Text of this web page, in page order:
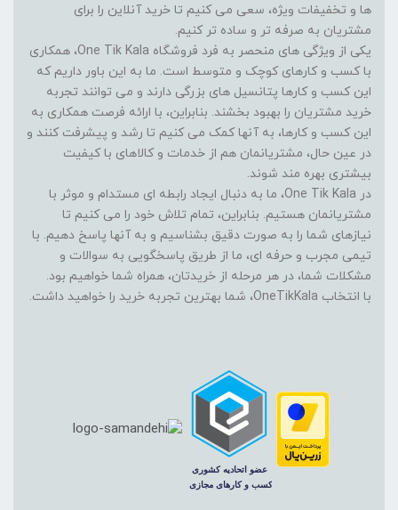
ها و تخفیفات ویژه، سعی می کنیم تا خرید آنلاین را برای
مشتریان به صرفه تر و ساده تر کنیم.
یکی از ویژگی های منحصر به فرد فروشگاه One Tik Kala، همکاری
با کسب و کارهای کوچک و متوسط است. ما به این باور داریم که
این کسب و کارها پتانسیل های بزرگی دارند و می توانند تجربه
خرید مشتریان را بهبود بخشند. بنابراین، با ارائه فرصت همکاری به
این کسب و کارها، به آنها کمک می کنیم تا رشد و پیشرفت کنند و
در عین حال، مشتریانمان هم از خدمات و کالاهای با کیفیت
بیشتری بهره مند شوند.
در One Tik Kala، ما به دنبال ایجاد رابطه ای مستدام و موثر با
مشتریانمان هستیم. بنابراین، تمام تلاش خود را می کنیم تا
نیازهای شما را به صورت دقیق بشناسیم و به آنها پاسخ دهیم. با
تیمی مجرب و حرفه ای، ما از طریق پاسخگویی به سوالات و
مشکلات شما، در هر مرحله از خریدتان، همراه شما خواهیم بود.
با انتخاب OneTikKala، شما بهترین تجربه خرید را خواهید داشت.